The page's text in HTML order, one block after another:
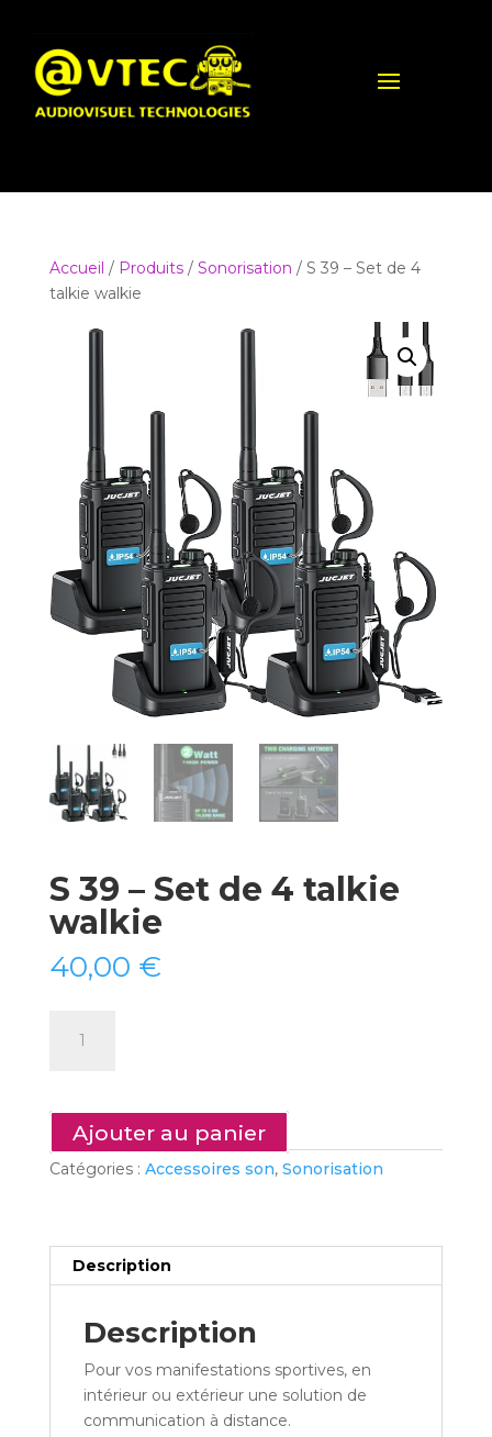
Accueil / Produits/ Sonorisation / S 39 – Set de 4
talkie walkie
S 39 – Set de 4 talkie
walkie
40,00 €
Set
de
walkie
Ajouter au panier
Catégories : Accessoires son, Sonorisation
Description
Description
Pour vos manifestations sportives, en
intérieur ou extérieur une solution de
communication à distance.